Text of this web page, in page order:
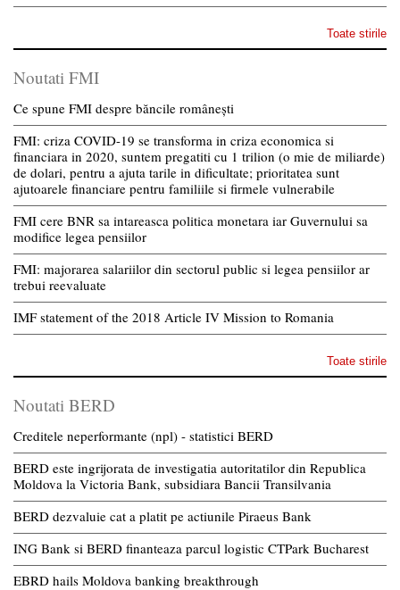
Toate stirile
Noutati FMI
Ce spune FMI despre băncile românești
FMI: criza COVID-19 se transforma in criza economica si
financiara in 2020, suntem pregatiti cu 1 trilion (o mie de miliarde)
de dolari, pentru a ajuta tarile in dificultate; prioritatea sunt
ajutoarele financiare pentru familiile si firmele vulnerabile
FMI cere BNR sa intareasca politica monetara iar Guvernului sa
modifice legea pensiilor
FMI: majorarea salariilor din sectorul public si legea pensiilor ar
trebui reevaluate
IMF statement of the 2018 Article IV Mission to Romania
Toate stirile
Noutati BERD
Creditele neperformante (npl) - statistici BERD
BERD este ingrijorata de investigatia autoritatilor din Republica
Moldova la Victoria Bank, subsidiara Bancii Transilvania
BERD dezvaluie cat a platit pe actiunile Piraeus Bank
ING Bank si BERD finanteaza parcul logistic CTPark Bucharest
EBRD hails Moldova banking breakthrough